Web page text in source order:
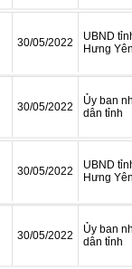
30/05/2022
UBND
Hưng
30/05/2022
Ủy ban
dân tỉnh
30/05/2022
UBND
Hưng
30/05/2022
Ủy ban
dân tỉnh